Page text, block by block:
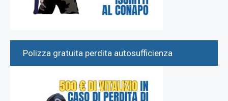
Polizza gratuita perdita autosufficienza